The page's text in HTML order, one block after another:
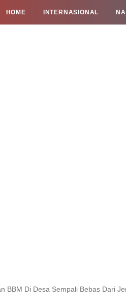
HOME INTERNASIONAL
BBM Di Desa Sempali Bebas Dari